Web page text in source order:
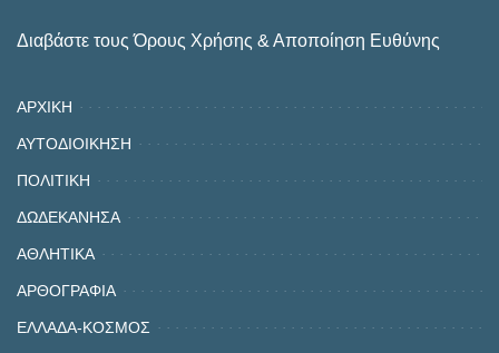
Διαβάστε τους Όρους Χρήσης & Αποποίηση Ευθύνης
ΑΡΧΙΚΗ
ΑΥΤΟΔΙΟΙΚΗΣΗ
ΠΟΛΙΤΙΚΗ
ΔΩΔΕΚΑΝΗΣΑ
ΑΘΛΗΤΙΚΑ
ΑΡΘΟΓΡΑΦΙΑ
ΕΛΛΑΔΑ-ΚΟΣΜΟΣ